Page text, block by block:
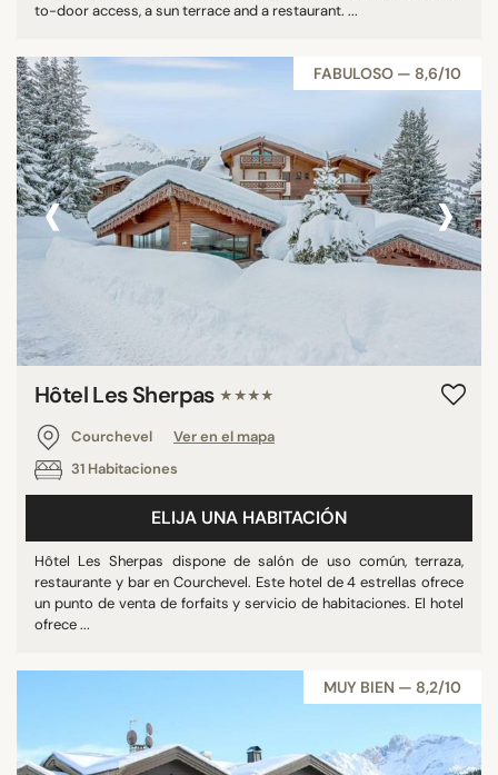
to-door access, a sun terrace and a restaurant. ...
FABULOSO — 8,6/10
‹ ›
Hôtel Les Sherpas ★★★★
Courchevel
Ver en el mapa
31 Habitaciones
ELIJA UNA HABITACIÓN
Hôtel Les Sherpas dispone de salón de uso común, terraza,
restaurante y bar en Courchevel. Este hotel de 4 estrellas ofrece
un punto de venta de forfaits y servicio de habitaciones. El hotel
ofrece ...
MUY BIEN — 8,2/10